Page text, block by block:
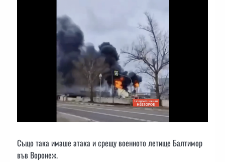
Също така имаше атака и срещу военното летище Балтимор
във Воронеж.